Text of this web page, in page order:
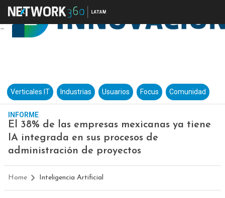
Verticales IT Industrias Usuarios Focus Comunidad
INFORME
El 38% de las empresas mexicanas ya tiene
IA integrada en sus procesos de
administración de proyectos
Home Inteligencia Artificial